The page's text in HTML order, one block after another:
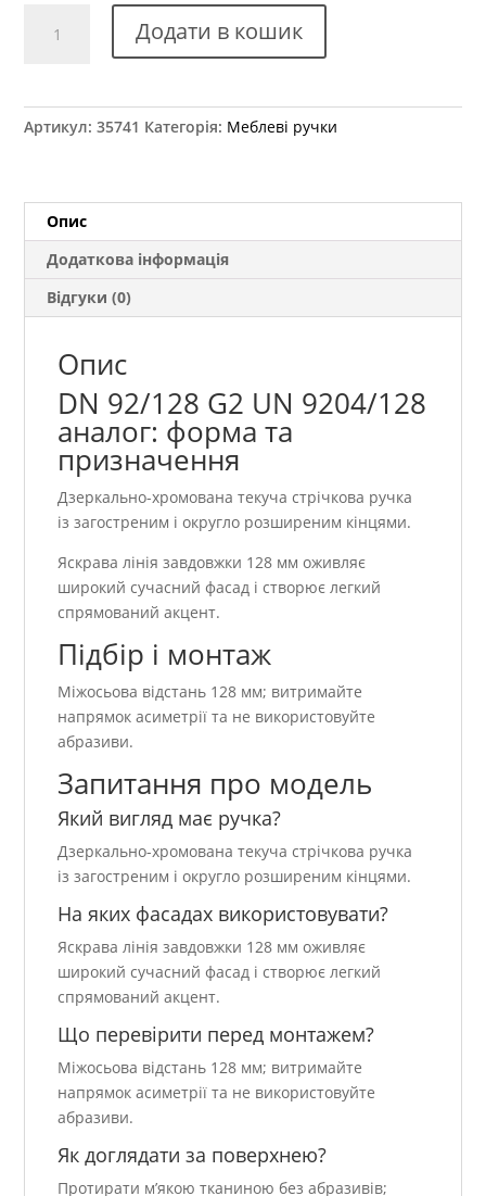
меблева
UN
кількість
Додати в кошик
Артикул:35741 Категорія: Меблеві ручки
Опис
Додаткова інформація
Відгуки (0)
Опис
DN 92/128 G2 UN 9204/128
аналог: форма та
призначення
Дзеркально-хромована текуча стрічкова ручка
із загостреним і округло розширеним кінцями.
Яскрава лінія завдовжки 128 мм оживляє
широкий сучасний фасад і створює легкий
спрямований акцент.
Підбір і монтаж
Міжосьова відстань 128 мм; витримайте
напрямок асиметрії та не використовуйте
абразиви.
Запитання про модель
Який вигляд має ручка?
Дзеркально-хромована текуча стрічкова ручка
із загостреним і округло розширеним кінцями.
На яких фасадах використовувати?
Яскрава лінія завдовжки 128 мм оживляє
широкий сучасний фасад і створює легкий
спрямований акцент.
Що перевірити перед монтажем?
Міжосьова відстань 128 мм; витримайте
напрямок асиметрії та не використовуйте
абразиви.
Як доглядати за поверхнею?
Протирати м’якою тканиною без абразивів;